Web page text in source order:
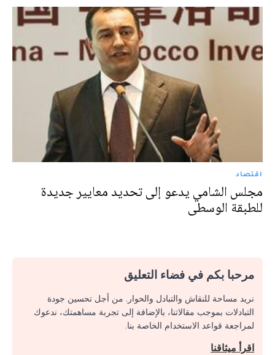
اقتصاد
مجلس الشامي يدعو إلى تحديد معايير جديدة
للطبقة الوسطى
مرحبا بكم في فضاء التعليق
نريد مساحة للنقاش والتبادل والحوار. من أجل تحسين جودة
التبادلات بموجب مقالاتنا، بالإضافة إلى تجربة مساهمتك، ندعوك
لمراجعة قواعد الاستخدام الخاصة بنا.
اقرأ ميثاقنا